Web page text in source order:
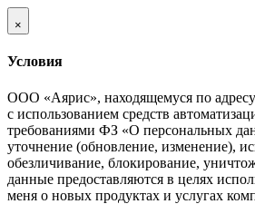
×
Условия
ООО «Аярис», находящемуся по
с использованием средств
требованиями ФЗ «О персональных
уточнение (обновление, изменение),
обезличивание, блокирование,
данные предоставляются в целях
меня о новых продуктах и услугах